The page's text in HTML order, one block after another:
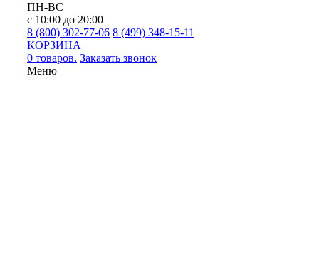
ПН-ВС
с 10:00 до 20:00
8 (800) 302-77-06 8 (499) 348-15-11
КОРЗИНА
0 товаров. Заказать звонок
Меню